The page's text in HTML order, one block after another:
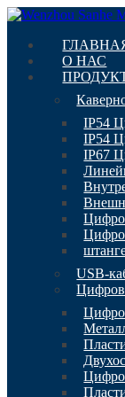
О НАС
IP54
IP54
IP67
USB-